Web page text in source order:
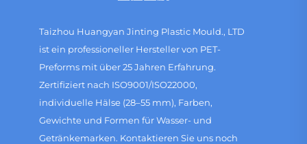
Taizhou Huangyan Jinting Plastic Mould., LTD
ist ein professioneller Hersteller von PET-
Preforms mit über 25 Jahren Erfahrung.
Zertifiziert nach ISO9001/ISO22000,
individuelle Hälse (28–55 mm), Farben,
Gewichte und Formen für Wasser- und
Getränkemarken. Kontaktieren Sie uns noch